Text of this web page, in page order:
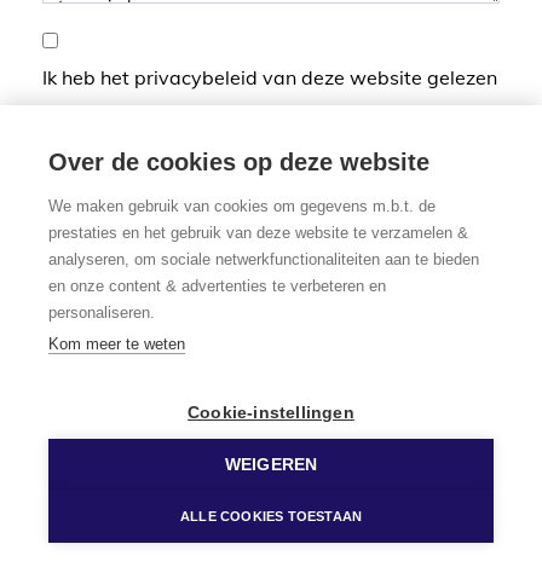
Ik heb het privacybeleid van deze website gelezen
*Verplicht in te vullen
Over de cookies op deze website
We maken gebruik van cookies om gegevens m.b.t. de
prestaties en het gebruik van deze website te verzamelen &
analyseren, om sociale netwerkfunctionaliteiten aan te bieden
en onze content & advertenties te verbeteren en
personaliseren.
Kom meer te weten
Cookie-instellingen
WEIGEREN
ALLE COOKIES TOESTAAN